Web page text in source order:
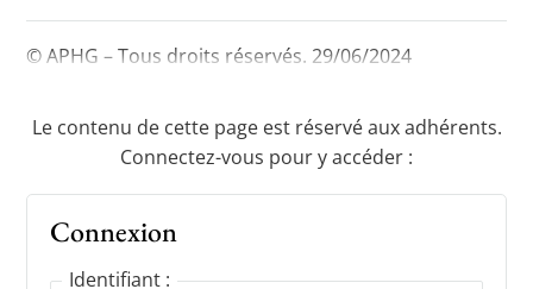
Concours scolaires
Critique d’ouvrages publiés
© APHG – Tous droits réservés. 29/06/2024
Le contenu de cette page est réservé aux adhérents.
Connectez-vous pour y accéder :
Connexion
Identifiant :